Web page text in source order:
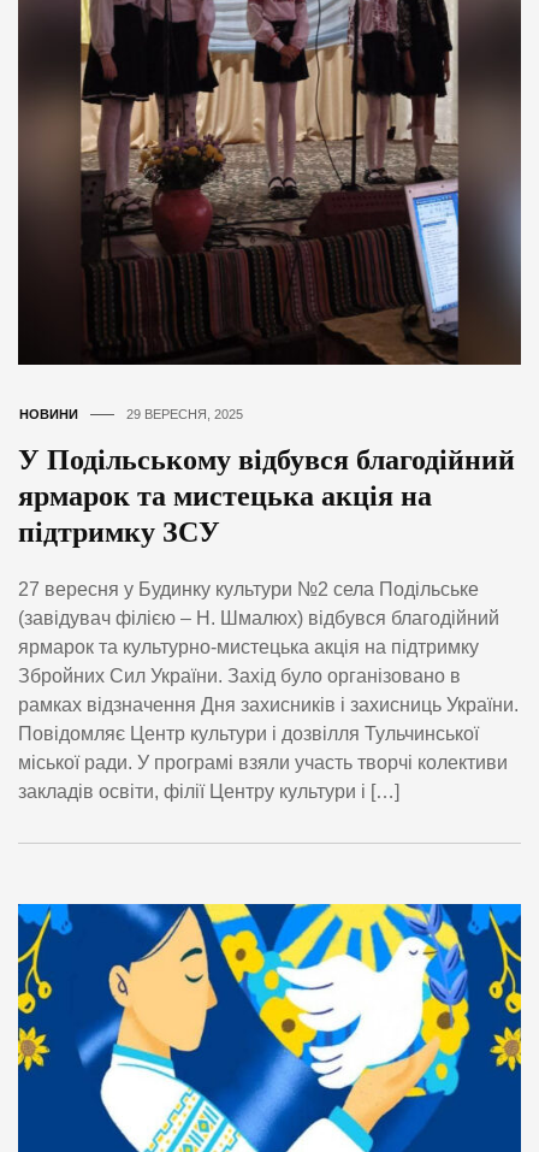
НОВИНИ 29 ВЕРЕСНЯ, 2025
У Подільському відбувся благодійний
ярмарок та мистецька акція на
підтримку ЗСУ
27 вересня у Будинку культури №2 села Подільське
(завідувач філією – Н. Шмалюх) відбувся благодійний
ярмарок та культурно-мистецька акція на підтримку
Збройних Сил України. Захід було організовано в
рамках відзначення Дня захисників і захисниць України.
Повідомляє Центр культури і дозвілля Тульчинської
міської ради. У програмі взяли участь творчі колективи
закладів освіти, філії Центру культури і […]